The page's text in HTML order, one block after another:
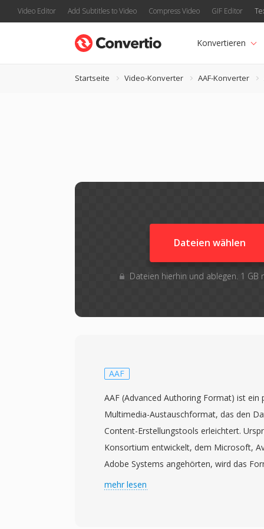
Video Editor Add Subtitles to Video Compress Video GIF Editor
Konvertieren
Startseite Video-Konverter AAF-Konverter
Dateien wählen
Dateien hierhin und ablegen. 1
AAF
AAF (Advanced Authoring Format) ist ein
Multimedia-Austauschformat, das den
Content-Erstellungstools erleichtert.
Konsortium entwickelt, dem Microsoft,
Adobe Systems angehörten, wird das
Advanced Media Workflow Association
mehr lesen